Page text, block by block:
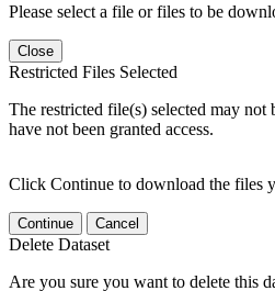
Please select a file or files to be
Close
Restricted Files Selected
The restricted file(s) selected may not
have not been granted access.
Click Continue to download the files
Continue Cancel
Delete Dataset
Are you sure you want to delete this